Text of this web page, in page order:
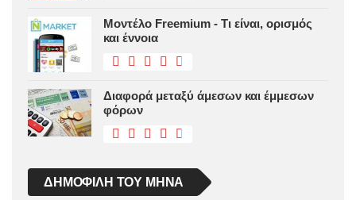
Μοντέλο Freemium - Τι είναι, ορισμός
και έννοια
Διαφορά μεταξύ άμεσων και έμμεσων
φόρων
ΔΗΜΟΦΙΛΉ ΤΟΥ ΜΉΝΑ